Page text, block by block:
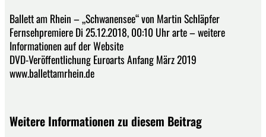
Ballett am Rhein – „Schwanensee“ von Martin Schläpfer
Fernsehpremiere Di 25.12.2018, 00:10 Uhr arte – weitere
Informationen auf der Website
DVD-Veröffentlichung Euroarts Anfang März 2019
www.ballettamrhein.de
Weitere Informationen zu diesem Beitrag